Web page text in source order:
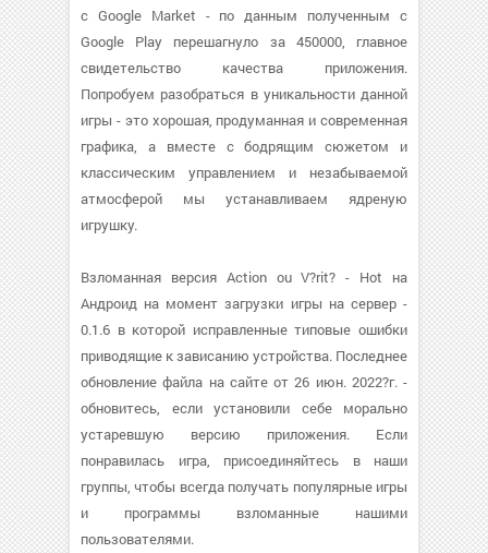
с Google Market - по данным полученным с
Google Play перешагнуло за 450000, главное
свидетельство качества приложения.
Попробуем разобраться в уникальности данной
игры - это хорошая, продуманная и современная
графика, а вместе с бодрящим сюжетом и
классическим управлением и незабываемой
атмосферой мы устанавливаем ядреную
игрушку.
Взломанная версия Action ou V?rit? - Hot на
Андроид на момент загрузки игры на сервер -
0.1.6 в которой исправленные типовые ошибки
приводящие к зависанию устройства. Последнее
обновление файла на сайте от 26 июн. 2022?г. -
обновитесь, если установили себе морально
устаревшую версию приложения. Если
понравилась игра, присоединяйтесь в наши
группы, чтобы всегда получать популярные игры
и программы взломанные нашими
пользователями.